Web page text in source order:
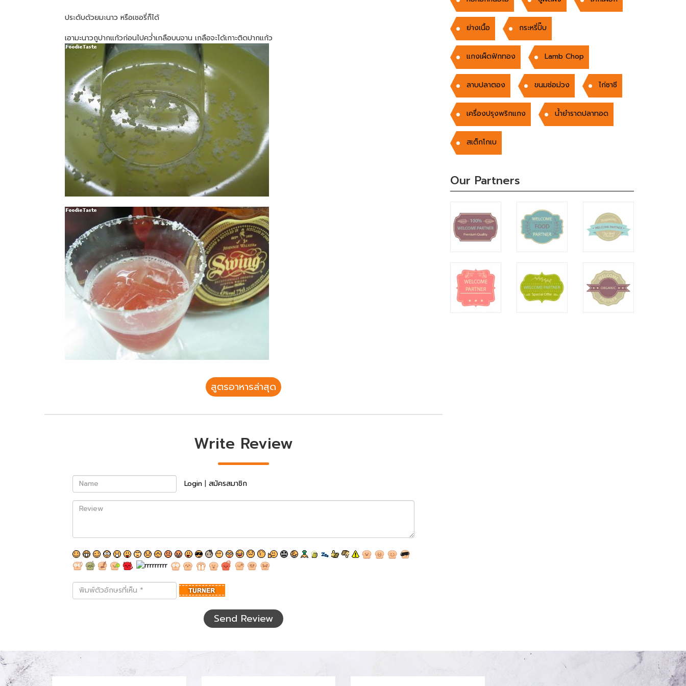
ประดับด้วยมะนาว หรือเชอรี่ก็ได้
เอามะนาวถูปากแก้วก่อนไปคว่ำเกลือบนจาน เกลือจะได้เกาะติดปากแก้ว
สูตรอาหารล่าสุด
Write Review
Name Login | สมัครสมาชิก
Review
พิมพ์
ตัว
Send Review
ย่างเนื้อ กระหรี่ปั๊บ
แกงเผ็ดฟักทอง Lamb Chop
ลาบปลาตอง ขนมช่อม่วง ไก่ซาชี
เครื่องปรุงพริกแกง น้ำยำราดปลาทอด
สเต็กโกเบ
Our Partners